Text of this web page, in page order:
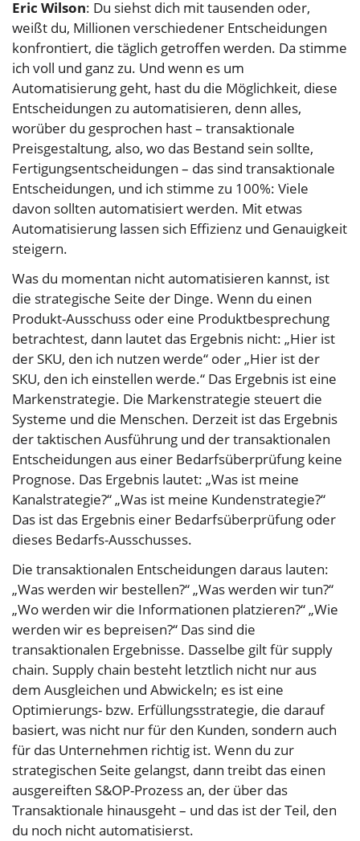
Eric Wilson: Du siehst dich mit tausenden oder,
weißt du, Millionen verschiedener Entscheidungen
konfrontiert, die täglich getroffen werden. Da stimme
ich voll und ganz zu. Und wenn es um
Automatisierung geht, hast du die Möglichkeit, diese
Entscheidungen zu automatisieren, denn alles,
worüber du gesprochen hast – transaktionale
Preisgestaltung, also, wo das Bestand sein sollte,
Fertigungsentscheidungen – das sind transaktionale
Entscheidungen, und ich stimme zu 100%: Viele
davon sollten automatisiert werden. Mit etwas
Automatisierung lassen sich Effizienz und Genauigkeit
steigern.
Was du momentan nicht automatisieren kannst, ist
die strategische Seite der Dinge. Wenn du einen
Produkt-Ausschuss oder eine Produktbesprechung
betrachtest, dann lautet das Ergebnis nicht: „Hier ist
der SKU, den ich nutzen werde“ oder „Hier ist der
SKU, den ich einstellen werde.“ Das Ergebnis ist eine
Markenstrategie. Die Markenstrategie steuert die
Systeme und die Menschen. Derzeit ist das Ergebnis
der taktischen Ausführung und der transaktionalen
Entscheidungen aus einer Bedarfsüberprüfung keine
Prognose. Das Ergebnis lautet: „Was ist meine
Kanalstrategie?“ „Was ist meine Kundenstrategie?“
Das ist das Ergebnis einer Bedarfsüberprüfung oder
dieses Bedarfs-Ausschusses.
Die transaktionalen Entscheidungen daraus lauten:
„Was werden wir bestellen?“ „Was werden wir tun?“
„Wo werden wir die Informationen platzieren?“ „Wie
werden wir es bepreisen?“ Das sind die
transaktionalen Ergebnisse. Dasselbe gilt für supply
chain. Supply chain besteht letztlich nicht nur aus
dem Ausgleichen und Abwickeln; es ist eine
Optimierungs- bzw. Erfüllungsstrategie, die darauf
basiert, was nicht nur für den Kunden, sondern auch
für das Unternehmen richtig ist. Wenn du zur
strategischen Seite gelangst, dann treibt das einen
ausgereiften S&OP-Prozess an, der über das
Transaktionale hinausgeht – und das ist der Teil, den
du noch nicht automatisierst.